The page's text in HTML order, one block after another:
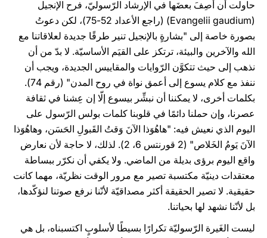
حاولت أن أصِفَ بعضَها في الإرشاد الرّسوليّ، فرح الإنجيل
(Evangelii gaudium) (راجع الأعداد 52-75)، لكن دعوتُ
بصورة خاصة إلى "بشارةٍ بالإنجيل تنير طرقًا جديدة لعلاقاتنا مع
الله والآخرين والبيئة، ترتكز على القيَم الأساسيّة. لا بدّ من أن
نذهب إلى حيث تتكوَّن الرّوايات والمقاييس الجديدة، ويجب أن
ننفذ مع كلام يسوع إلى أعمق نواة في روح المدن" (رقم 74).
بكلمات أخرى، لا يمكننا أن نبشِّر بيسوع إلّا إن عِشنا في ثقافة
عصرنا، وإن حملنا دائمًا في قلوبنا كلمات بولس الرّسول على
اليوم الذي نعيش فيه: "هاهُوَذا الآنَ وَقتُ القَبولِ الحَسَن، وهاهُوَذا
الآنَ يَومُ الخَلاص" (2 قورنتس 6، 2). لذلك، لا حاجة لأن نعارض
واقع اليوم برؤى بديلة من الماضي. ولا يكفي أن نكرّر ببساطة
معتقدات دينيّة مكتسبة تصير مع مرور الوقت نظريّة، مهما كانت
حقيقية. لا تصير الحقيقة أكثر مصداقيّة لأنّنا نرفع صوتنا لنؤكّدها،
بل لأنّنا نشهد لها بحياتنا.
ليست الغَيرة الرّسوليّة تكرارًا بسيطًا لأسلوبٍ اكتسبناه، بل هي